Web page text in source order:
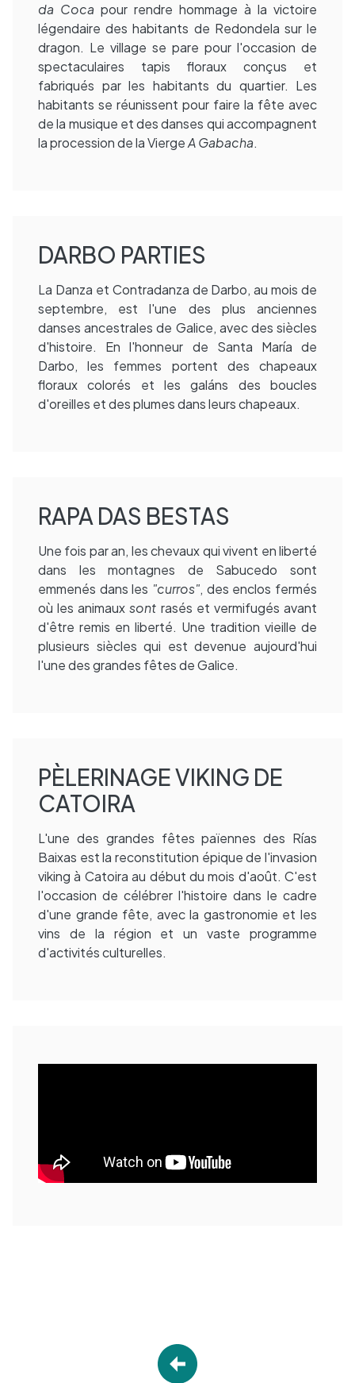
da Coca pour rendre hommage à la victoire
légendaire des habitants de Redondela sur le
dragon. Le village se pare pour l'occasion de
spectaculaires tapis floraux conçus et
fabriqués par les habitants du quartier. Les
habitants se réunissent pour faire la fête avec
de la musique et des danses qui accompagnent
la procession de la ViergeA Gabacha.
DARBO PARTIES
La Danza et Contradanza de Darbo, au mois de
septembre, est l'une des plus anciennes
danses ancestrales de Galice, avec des siècles
d'histoire. En l'honneur de Santa María de
Darbo, les femmes portent des chapeaux
floraux colorés et les galáns des boucles
d'oreilles et des plumes dans leurs chapeaux.
RAPA DAS BESTAS
Une fois par an, les chevaux qui vivent en liberté
dans les montagnes de Sabucedo sont
emmenés dans les "curros", des enclos fermés
où les animauxsont rasés et vermifugés avant
d'être remis en liberté. Une tradition vieille de
plusieurs siècles qui est devenue aujourd'hui
l'une des grandes fêtes de Galice.
PÈLERINAGE VIKING DE
CATOIRA
L'une des grandes fêtes païennes des Rías
Baixas est la reconstitution épique de l'invasion
viking à Catoira au début du mois d'août. C'est
l'occasion de célébrer l'histoire dans le cadre
d'une grande fête, avec la gastronomie et les
vins de la région et un vaste programme
d'activités culturelles.